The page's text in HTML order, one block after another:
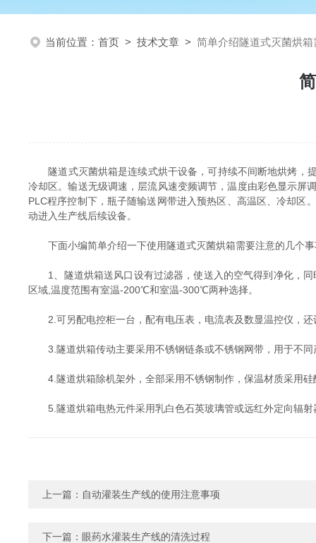
当前位置： 首页 > 技术文章 > 简单介绍隧道式灭菌烘
隧道式灭菌烘箱是连续式烘干设备，可持续不间断地烘烤，提
冷却区。输送无级调速，层流风速变频调节，温度由彩色显示屏
PLC程序控制下，瓶子随输送网带进入预热区、高温区、冷却区
动进入生产线后续设备。
下面小编简单介绍一下使用隧道式灭菌烘箱需要注意的几个事
1、隧道烘箱送风口设有过滤器，使送入的空气得到净化，同
区域,温度范围有室温-200℃和室温-300℃两种选择。
2.可另配电控柜一台，配有电压表，电流表及数显温控仪，还
3.隧道烘箱传动主要采用不锈钢链条或不锈钢网带，用于不同
4.隧道烘箱除机架外，全部采用不锈钢制作，保温材质采用硅
5.隧道烘箱电热元件采用乳白色石英玻璃管或远红外定向辐射
上一篇： 自动灌装生产线的使用注意事项
下一篇： 眼药水灌装生产线的清洗过程